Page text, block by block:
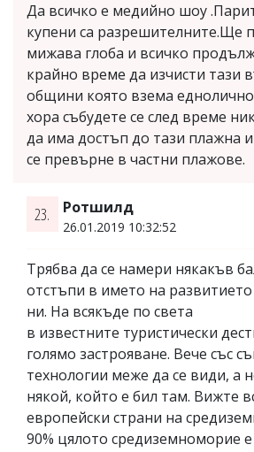
Да всичко е медийно шоу
купени са разрешителните.Ще
мижава глоба и всичко
крайно време да изчисти тази
общини която взема
хора събудете се след време
да има достъп до тази плажна
се превърне в частни плажове.
23. Ротшилд
26.01.2019 10:32:52
Трябва да се намери някакъв
отстъпи в името на
ни. На всякъде по света
в известните туристически
голямо застрояване. Вече със
технологии меже да се види, а
някой, който е бил там. Вижте
европейски страни на
90% цялото средиземноморие